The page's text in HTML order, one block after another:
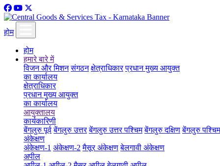
होम
होम
हमारे बारे में
विजन और मिशन संगठन क्षेत्राधिकार प्रधान मुख्य आयुक्त
का कार्यालय
क्षेत्राधिकार
प्रधान मुख्य आयुक्त
का कार्यालय
आयुक्तालय
कार्यकारिणी
बेंगलुरु पूर्व बेंगलुरु उत्तर बेंगलुरु उत्तर पश्चिम बेंगलुरु दक्षिण बेंगलुरु पश्चिम
अंकेक्षण
अंकेक्षण-1 अंकेक्षण-2 मैसूर अंकेक्षण बेलगावी अंकेक्षण
अपील